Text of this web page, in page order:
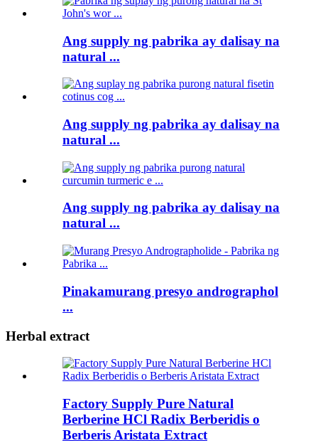
Ang supply ng pabrika ay dalisay na
natural ...
Ang supply ng pabrika ay dalisay na
natural ...
Ang supply ng pabrika ay dalisay na
natural ...
Pinakamurang presyo andrographol
...
Herbal extract
Factory Supply Pure Natural
Berberine HCl Radix Berberidis o
Berberis Aristata Extract